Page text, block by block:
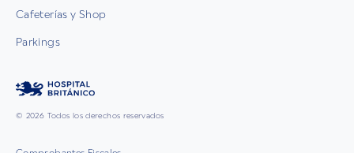
Cafeterías y Shop
Parkings
© 2026 Todos los derechos reservados